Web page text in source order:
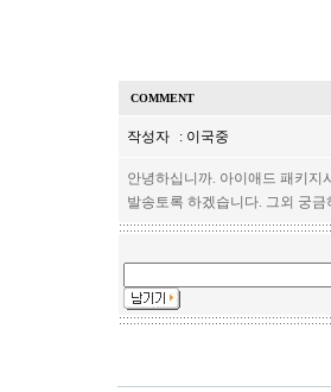
COMMENT
작성자 : 이국중
안녕하십니까. 아이애드 패키지
발송토록 하겠습니다. 그외 궁